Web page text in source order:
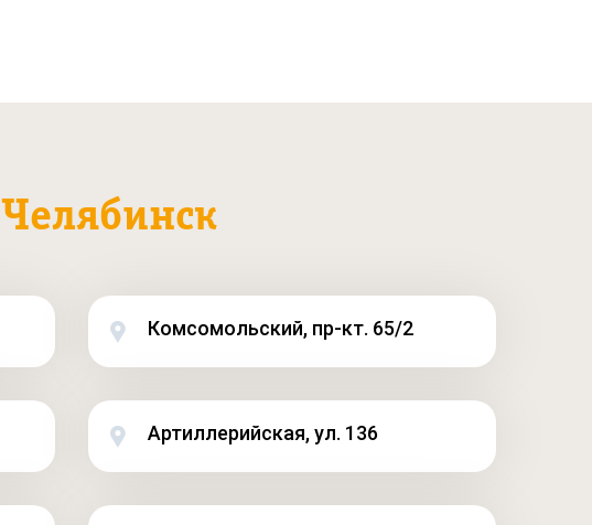
Челябинск
Комсомольский, пр-кт. 65/2
Артиллерийская, ул. 136